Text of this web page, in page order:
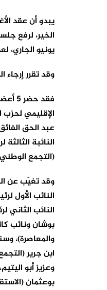
يبدو أن عقد
يونيو الجاري،
وقد تقرر إرجاء
الإقليمي لحزب
عبد الحق
النائبة
(التجمع الوطني
وقد تغيّب عن
النائب الأول
النائب
بوشان ونائب
والمعاصرة)،
ابن جرير
وعزيز أبو
بوعثمان